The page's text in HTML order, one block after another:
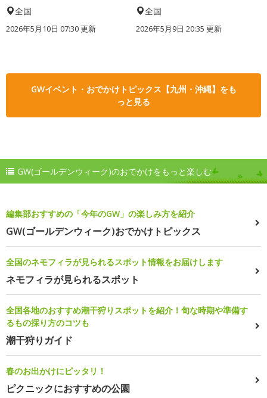
全国
2026年5月10日 07:30 更新
全国
2026年5月9日 20:35 更新
GWイベント・おでかけトピックス【九州・沖縄】をも
っと見る
GW(ゴールデンウィーク)のおでかけをもっと楽しむ
編集部おすすめの「今年のGW」の楽しみ方を紹介
GW(ゴールデンウィーク)おでかけトピックス
全国のネモフィラが見られるスポット情報をお届けします
ネモフィラが見られるスポット
全国各地のおすすめ潮干狩りスポットを紹介！旬な時期や準備す
るもの採り方のコツも
潮干狩りガイド
春のお出かけにピッタリ！
ピクニックにおすすめの公園